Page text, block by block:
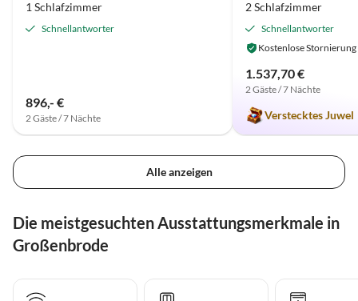
1 Schlafzimmer
Schnellantworter
896,- €
2 Gäste / 7 Nächte
2 Schlafzimmer
Schnellantworter
Kostenlose Stornierung
1.537,70 €
2 Gäste / 7 Nächte
Verstecktes Juwel
Alle anzeigen
Die meistgesuchten Ausstattungsmerkmale in
Großenbrode